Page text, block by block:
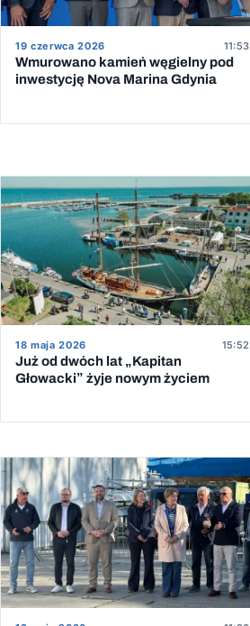
19 czerwca 2026 11:53
Wmurowano kamień węgielny pod
inwestycję Nova Marina Gdynia
18 maja 2026 15:52
Już od dwóch lat „Kapitan
Głowacki” żyje nowym życiem